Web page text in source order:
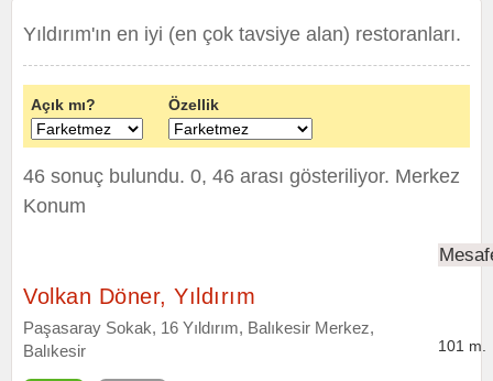
Yıldırım'ın en iyi (en çok tavsiye alan) restoranları.
Açık mı? Özellik
46 sonuç bulundu. 0, 46 arası gösteriliyor. Merkez
Konum
Volkan Döner, Yıldırım
Paşasaray Sokak, 16 Yıldırım, Balıkesir Merkez,
Balıkesir
101 m.